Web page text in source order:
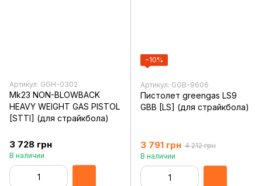
Артикул: GGH-0302
Mk23 NON-BLOWBACK
HEAVY WEIGHT GAS PISTOL
[STTI] (для страйкбола)
3 728 грн
В наличии
−10%
Артикул: GGB-9606
Пистолет greengas LS9
GBB [LS] (для страйкбола)
3 791 грн 4 212 грн
В наличии